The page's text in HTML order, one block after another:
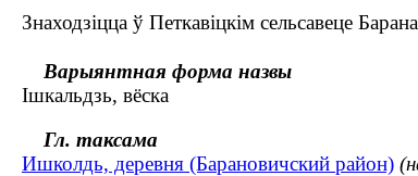
Знаходзіцца ў Петкавіцкім сельсавеце
Варыянтная форма назвы
Ішкальдзь, вёска
Гл. таксама
Ишколдь, деревня (Барановичский район)